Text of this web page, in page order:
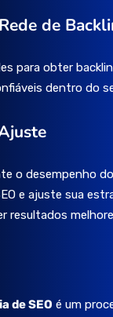
de
para obter
dentro do
o desempenho
e ajuste sua
resultados
de SEO é um